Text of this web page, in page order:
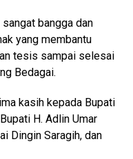
bangga dan
yang membantu
tesis sampai selesai
Bedagai.
kasih kepada Bupati
H. Adlin Umar
Dingin Saragih, dan